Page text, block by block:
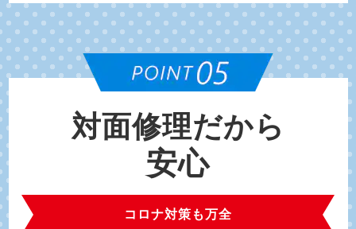
対面修理だから
安心
コロナ対策も万全